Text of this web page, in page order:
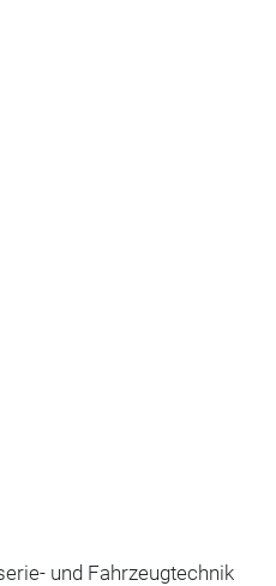
und Fahrzeugtechnik